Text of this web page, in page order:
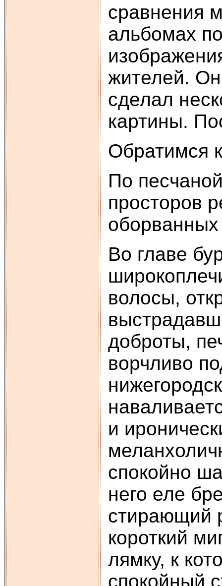
сравнения
альбомах
жителей.
сделал
картины.
Обратимся
По
просторов
Во главе
волосы,
доброты,
ворчливо
и
спокойно
него еле
стирающий
короткий
лямку, к
спокойный